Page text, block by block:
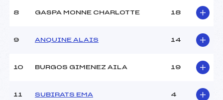
Ouvreurs C :
8 GASPA MONNE CHARLOTTE 18
9 ANQUINE ALAIS 14
10 BURGOS GIMENEZ AILA 19
11 SUBIRATS EMA 4